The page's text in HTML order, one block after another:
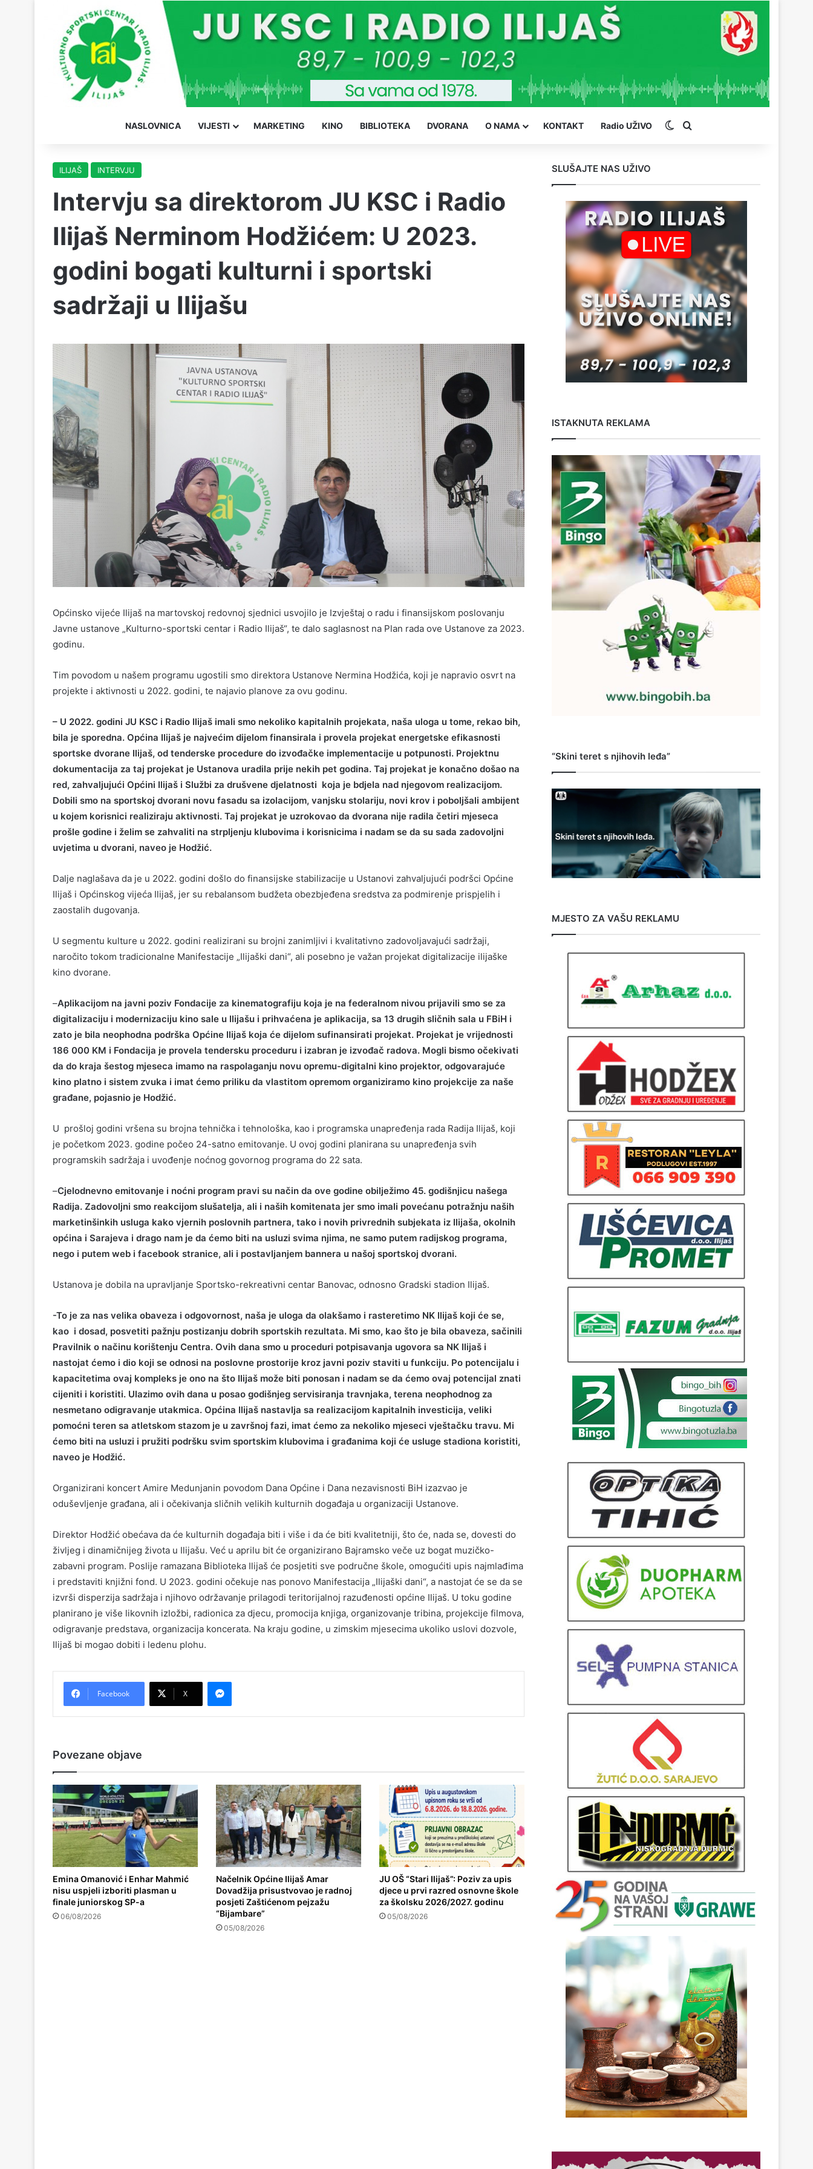
NASLOVNICA VIJESTI MARKETING KINO BIBLIOTEKA DVORANA O NAMA KONTAKT Radio UŽIVO Switch skin
ILIJAŠ INTERVJU
Intervju sa direktorom JU KSC i Radio
Ilijaš Nerminom Hodžićem: U 2023.
godini bogati kulturni i sportski
sadržaji u Ilijašu
Općinsko vijeće Ilijaš na martovskoj redovnoj sjednici usvojilo je Izvještaj o radu i finansijskom poslovanju
Javne ustanove „Kulturno-sportski centar i Radio Ilijaš“, te dalo saglasnost na Plan rada ove Ustanove za 2023.
godinu.
Tim povodom u našem programu ugostili smo direktora Ustanove Nermina Hodžića, koji je napravio osvrt na
projekte i aktivnosti u 2022. godini, te najavio planove za ovu godinu.
– U 2022. godini JU KSC i Radio Ilijaš imali smo nekoliko kapitalnih projekata, naša uloga u tome, rekao bih,
bila je sporedna. Općina Ilijaš je najvećim dijelom finansirala i provela projekat energetske efikasnosti
sportske dvorane Ilijaš, od tenderske procedure do izvođačke implementacije u potpunosti. Projektnu
dokumentacija za taj projekat je Ustanova uradila prije nekih pet godina. Taj projekat je konačno došao na
red, zahvaljujući Općini Ilijaš i Službi za drušvene djelatnosti koja je bdjela nad njegovom realizacijom.
Dobili smo na sportskoj dvorani novu fasadu sa izolacijom, vanjsku stolariju, novi krov i poboljšali ambijent
u kojem korisnici realiziraju aktivnosti. Taj projekat je uzrokovao da dvorana nije radila četiri mjeseca
prošle godine i želim se zahvaliti na strpljenju klubovima i korisnicima i nadam se da su sada zadovoljni
uvjetima u dvorani, naveo je Hodžić.
Dalje naglašava da je u 2022. godini došlo do finansijske stabilizacije u Ustanovi zahvaljujući podršci Općine
Ilijaš i Općinskog vijeća Ilijaš, jer su rebalansom budžeta obezbjeđena sredstva za podmirenje prispjelih i
zaostalih dugovanja.
U segmentu kulture u 2022. godini realizirani su brojni zanimljivi i kvalitativno zadovoljavajući sadržaji,
naročito tokom tradicionalne Manifestacije „Ilijaški dani“, ali posebno je važan projekat digitalizacije ilijaške
kino dvorane.
–Aplikacijom na javni poziv Fondacije za kinematografiju koja je na federalnom nivou prijavili smo se za
digitalizaciju i modernizaciju kino sale u Ilijašu i prihvaćena je aplikacija, sa 13 drugih sličnih sala u FBiH i
zato je bila neophodna podrška Općine Ilijaš koja će dijelom sufinansirati projekat. Projekat je vrijednosti
186 000 KM i Fondacija je provela tendersku proceduru i izabran je izvođač radova. Mogli bismo očekivati
da do kraja šestog mjeseca imamo na raspolaganju novu opremu-digitalni kino projektor, odgovarajuće
kino platno i sistem zvuka i imat ćemo priliku da vlastitom opremom organiziramo kino projekcije za naše
građane, pojasnio je Hodžić.
U prošloj godini vršena su brojna tehnička i tehnološka, kao i programska unapređenja rada Radija Ilijaš, koji
je početkom 2023. godine počeo 24-satno emitovanje. U ovoj godini planirana su unapređenja svih
programskih sadržaja i uvođenje noćnog govornog programa do 22 sata.
–Cjelodnevno emitovanje i noćni program pravi su način da ove godine obilježimo 45. godišnjicu našega
Radija. Zadovoljni smo reakcijom slušatelja, ali i naših komitenata jer smo imali povećanu potražnju naših
marketinšinkih usluga kako vjernih poslovnih partnera, tako i novih privrednih subjekata iz Ilijaša, okolnih
općina i Sarajeva i drago nam je da ćemo biti na usluzi svima njima, ne samo putem radijskog programa,
nego i putem web i facebook stranice, ali i postavljanjem bannera u našoj sportskoj dvorani.
Ustanova je dobila na upravljanje Sportsko-rekreativni centar Banovac, odnosno Gradski stadion Ilijaš.
-To je za nas velika obaveza i odgovornost, naša je uloga da olakšamo i rasteretimo NK Ilijaš koji će se,
kao i dosad, posvetiti pažnju postizanju dobrih sportskih rezultata. Mi smo, kao što je bila obaveza, sačinili
Pravilnik o načinu korištenju Centra. Ovih dana smo u proceduri potpisavanja ugovora sa NK Ilijaš i
nastojat ćemo i dio koji se odnosi na poslovne prostorije kroz javni poziv staviti u funkciju. Po potencijalu i
kapacitetima ovaj kompleks je ono na što Ilijaš može biti ponosan i nadam se da ćemo ovaj potencijal znati
cijeniti i koristiti. Ulazimo ovih dana u posao godišnjeg servisiranja travnjaka, terena neophodnog za
nesmetano odigravanje utakmica. Općina Ilijaš nastavlja sa realizacijom kapitalnih investicija, veliki
pomoćni teren sa atletskom stazom je u završnoj fazi, imat ćemo za nekoliko mjeseci vještačku travu. Mi
ćemo biti na usluzi i pružiti podršku svim sportskim klubovima i građanima koji će usluge stadiona koristiti,
naveo je Hodžić.
Organizirani koncert Amire Medunjanin povodom Dana Općine i Dana nezavisnosti BiH izazvao je
oduševljenje građana, ali i očekivanja sličnih velikih kulturnih događaja u organizaciji Ustanove.
Direktor Hodžić obećava da će kulturnih događaja biti i više i da će biti kvalitetniji, što će, nada se, dovesti do
življeg i dinamičnijeg života u Ilijašu. Već u aprilu bit će organizirano Bajramsko veče uz bogat muzičko-
zabavni program. Poslije ramazana Biblioteka Ilijaš će posjetiti sve područne škole, omogućiti upis najmlađima
i predstaviti knjižni fond. U 2023. godini očekuje nas ponovo Manifestacija „Ilijaški dani“, a nastojat će se da se
izvrši disperzija sadržaja i njihovo održavanje prilagodi teritorijalnoj razuđenosti općine Ilijaš. U toku godine
planirano je više likovnih izložbi, radionica za djecu, promocija knjiga, organizovanje tribina, projekcije filmova,
odigravanje predstava, organizacija koncerata. Na kraju godine, u zimskim mjesecima ukoliko uslovi dozvole,
Ilijaš bi mogao dobiti i ledenu plohu.
Facebook X
Povezane objave
Emina Omanović i Enhar Mahmić
nisu uspjeli izboriti plasman u
finale juniorskog SP-a
06/08/2026
Načelnik Općine Ilijaš Amar
Dovadžija prisustvovao je radnoj
posjeti Zaštićenom pejzažu
“Bijambare”
05/08/2026
JU OŠ “Stari Ilijaš”: Poziv za upis
djece u prvi razred osnovne škole
za školsku 2026/2027. godinu
05/08/2026
SLUŠAJTE NAS UŽIVO
ISTAKNUTA REKLAMA
“Skini teret s njihovih leđa”
MJESTO ZA VAŠU REKLAMU